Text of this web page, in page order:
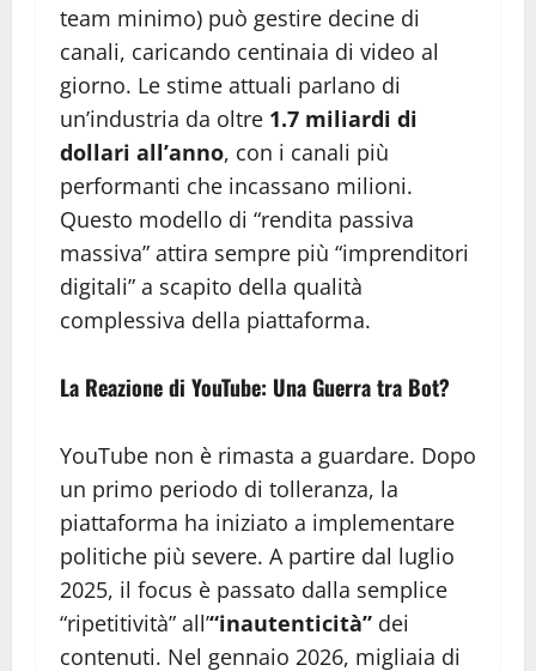
team minimo) può gestire decine di
canali, caricando centinaia di video al
giorno. Le stime attuali parlano di
un’industria da oltre 1.7 miliardi di
dollari all’anno, con i canali più
performanti che incassano milioni.
Questo modello di “rendita passiva
massiva” attira sempre più “imprenditori
digitali” a scapito della qualità
complessiva della piattaforma.
La Reazione di YouTube: Una Guerra tra Bot?
YouTube non è rimasta a guardare. Dopo
un primo periodo di tolleranza, la
piattaforma ha iniziato a implementare
politiche più severe. A partire dal luglio
2025, il focus è passato dalla semplice
“ripetitività” all’“inautenticità” dei
contenuti. Nel gennaio 2026, migliaia di